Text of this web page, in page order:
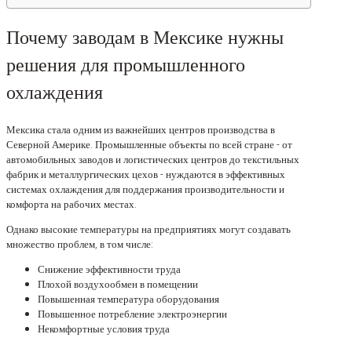
Почему заводам в Мексике нужны
решения для промышленного
охлаждения
Мексика стала одним из важнейших центров производства в
Северной Америке. Промышленные объекты по всей стране - от
автомобильных заводов и логистических центров до текстильных
фабрик и металлургических цехов - нуждаются в эффективных
системах охлаждения для поддержания производительности и
комфорта на рабочих местах.
Однако высокие температуры на предприятиях могут создавать
множество проблем, в том числе:
Снижение эффективности труда
Плохой воздухообмен в помещении
Повышенная температура оборудования
Повышенное потребление электроэнергии
Некомфортные условия труда